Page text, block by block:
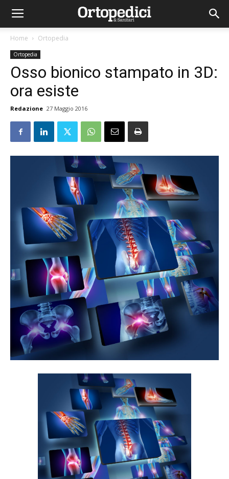
Home Ortopedia
Ortopedia
Osso bionico stampato in 3D:
ora esiste
Redazione 27 Maggio 2016